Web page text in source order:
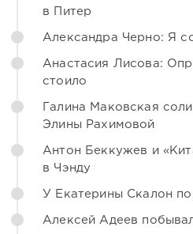
в Питер
Александра Черно: Я
Анастасия Лисова:
стоило
Галина Маковская
Элины Рахимовой
Антон Беккужев и
в Чэнду
У Екатерины Скалон
Алексей Адеев